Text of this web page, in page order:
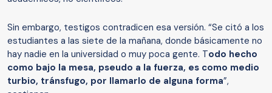
Sin embargo, testigos contradicen esa versión. “Se citó a los
estudiantes a las siete de la mañana, donde básicamente no
hay nadie en la universidad o muy poca gente. Todo hecho
como bajo la mesa, pseudo a la fuerza, es como medio
turbio, tránsfugo, por llamarlo de alguna forma”,